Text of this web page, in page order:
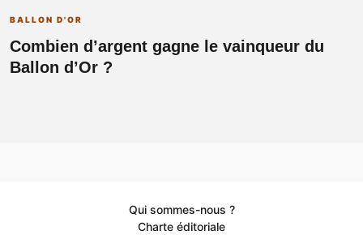
BALLON D'OR
Combien d’argent gagne le vainqueur du
Ballon d’Or ?
Qui sommes-nous ?
Charte éditoriale